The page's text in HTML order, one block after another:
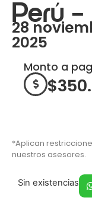
Perú
28
2025
Monto a
$
*Aplican
nuestros asesores.
Sin existencias